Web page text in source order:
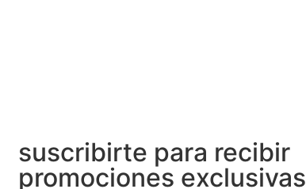
suscribirte para recibir
promociones exclusivas